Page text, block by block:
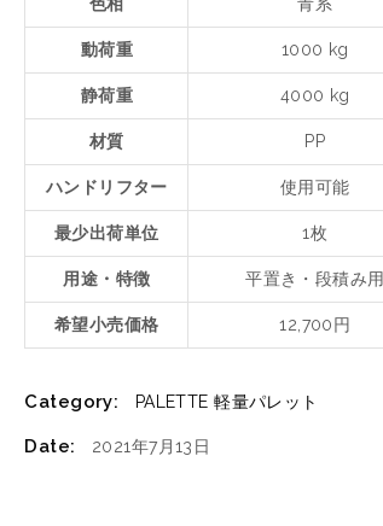
動荷重 1000 kg
静荷重 4000 kg
材質 PP
ハンドリフター 使用可能
最少出荷単位 1枚
用途・特徴 平置き・段積み用
希望小売価格 12,700円
Category: PALETTE 軽量パレット
Date: 2021年7月13日